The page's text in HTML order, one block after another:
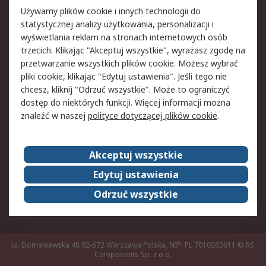
Aspekty prawne
Bezpieczeństwo e-
maila
Polityka dotycząca
plików cookie
Polityka prywatności
Użytkowanie witryny
Zastrzeżenia prawne
Warunki Sprzedaży
Kontakt
O firmie RS
RS na świecie
Kariera
Nagrody dla RS
ESG
ul. Domaniewska 48 02-672 Warszawa Polska, NIP: PL 7010263911 © RS
Components Sp. z o.o.
Używamy plików cookie i innych technologii do
statystycznej analizy użytkowania, personalizacji i
wyświetlania reklam na stronach internetowych osób
trzecich. Klikając "Akceptuj wszystkie", wyrażasz zgodę na
przetwarzanie wszystkich plików cookie. Możesz wybrać
pliki cookie, klikając "Edytuj ustawienia". Jeśli tego nie
chcesz, kliknij "Odrzuć wszystkie". Może to ograniczyć
dostęp do niektórych funkcji. Więcej informacji można
znaleźć w naszej polityce dotyczącej plików cookie.
Akceptuj wszystkie
Edytuj ustawienia
Odrzuć wszystkie